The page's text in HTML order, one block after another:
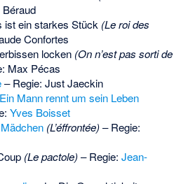
ist ein starkes Stück (Le roi des
Confortes
locken (On n’est pas sorti de
Max Pécas
– Regie: Just Jaeckin
Mann rennt um sein Leben
Yves Boisset
(L’éffrontée)– Regie:
(Le pactole)– Regie: Jean-